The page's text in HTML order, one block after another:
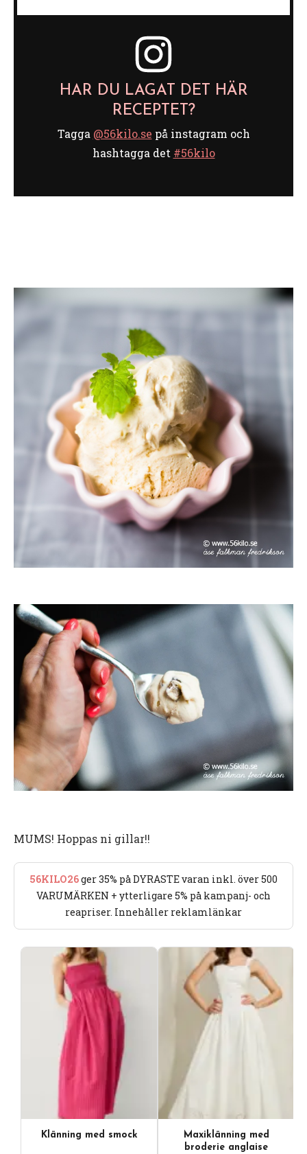
HAR DU LAGAT DET HÄR
RECEPTET?
Tagga @56kilo.se på instagram och
hashtagga det #56kilo
MUMS! Hoppas ni gillar!!
56KILO26ger 35% på DYRASTE varan inkl. över 500
VARUMÄRKEN + ytterligare 5% på kampanj- och
reapriser. Innehåller reklamlänkar
Klänning med smock
Maxiklänning med
broderie anglaise